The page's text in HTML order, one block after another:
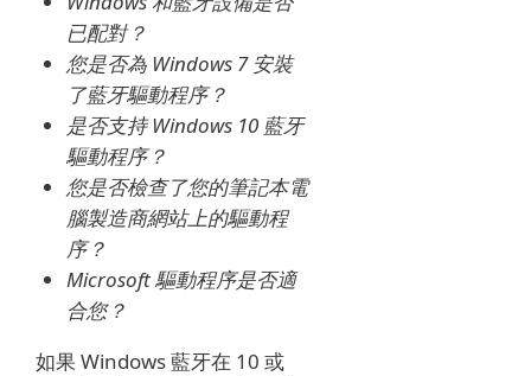
已配對？
您是否為 Windows 7 安裝
了藍牙驅動程序？
是否支持 Windows 10 藍牙
驅動程序？
您是否檢查了您的筆記本電
腦製造商網站上的驅動程
序？
Microsoft 驅動程序是否適
合您？
如果 Windows 藍牙在 10 或